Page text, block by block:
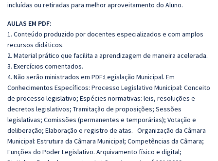
incluídas ou retiradas para melhor aproveitamento do Aluno.
AULAS EM PDF:
1. Conteúdo produzido por docentes especializados e com amplos
recursos didáticos.
2. Material prático que facilita a aprendizagem de maneira acelerada.
3. Exercícios comentados.
4. Não serão ministrados em PDF:Legislação Municipal. Em
Conhecimentos Específicos: Processo Legislativo Municipal: Conceito
de processo legislativo; Espécies normativas: leis, resoluções e
decretos legislativos; Tramitação de proposições; Sessões
legislativas; Comissões (permanentes e temporárias); Votação e
deliberação; Elaboração e registro de atas. Organização da Câmara
Municipal: Estrutura da Câmara Municipal; Competências da Câmara;
Funções do Poder Legislativo. Arquivamento físico e digital;